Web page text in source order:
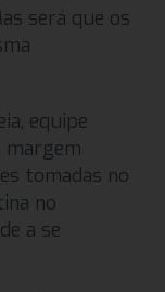
será que os
equipe
margem
tomadas no
no
a se